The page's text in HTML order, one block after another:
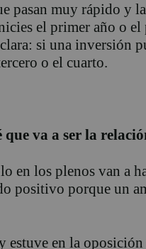
pasan muy rápido y
el primer año o
si una inversión
o el cuarto.
va a ser la
en los plenos van a
positivo porque un
estuve en la